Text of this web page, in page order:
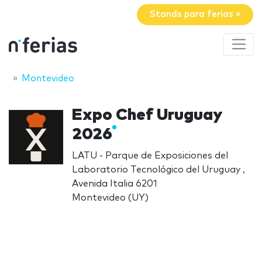
Stands para ferias »
Montevideo
Expo Chef Uruguay
2026
LATU - Parque de Exposiciones del
Laboratorio Tecnológico del Uruguay ,
Avenida Italia 6201
Montevideo (UY)